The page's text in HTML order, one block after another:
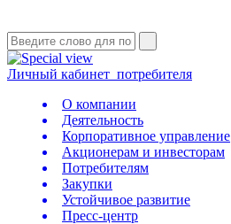
Личный кабинет потребителя
О компании
Деятельность
Корпоративное управление
Акционерам и инвесторам
Потребителям
Закупки
Устойчивое развитие
Пресс-центр